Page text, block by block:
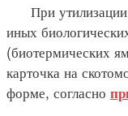
При
иных
(биотермических
карточка на
форме, согласно